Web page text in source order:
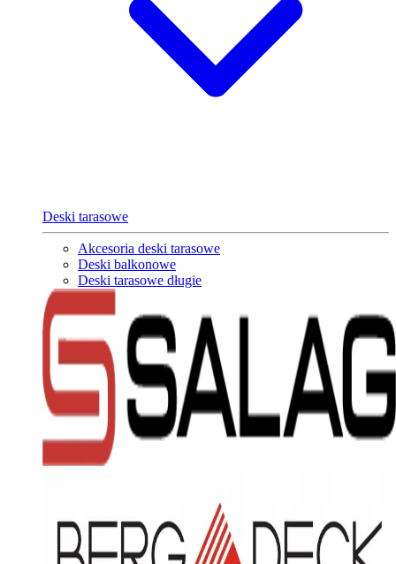
Deski tarasowe
Akcesoria deski tarasowe
Deski balkonowe
Deski tarasowe długie